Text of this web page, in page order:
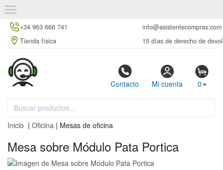
+34 963 666 741
info@asistentecompras.com
Tienda física
15 días de derecho de
Contacto Mi cuenta 0
Inicio | Oficina | Mesas de oficina
Mesa sobre Módulo Pata Portica